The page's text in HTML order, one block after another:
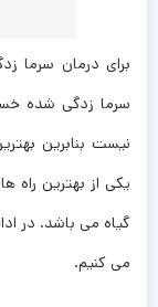
برای درمان سرما
سرما زدگی شده
نیست بنابرین
یکی از بهترین راه
گیاه می باشد. در
می کنیم.